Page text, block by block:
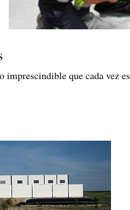
imprescindible que cada vez es